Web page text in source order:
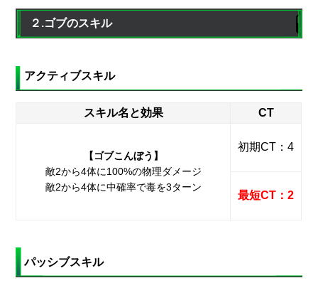
２.ゴブのスキル
アクティブスキル
スキル名と効果 CT
【ゴブこんぼう】
敵2から4体に100%の物理ダメージ
敵2から4体に中確率で毒を3ターン
初期CT：4
最短CT：2
パッシブスキル